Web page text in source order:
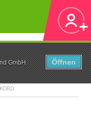
GmbH
Öffnen